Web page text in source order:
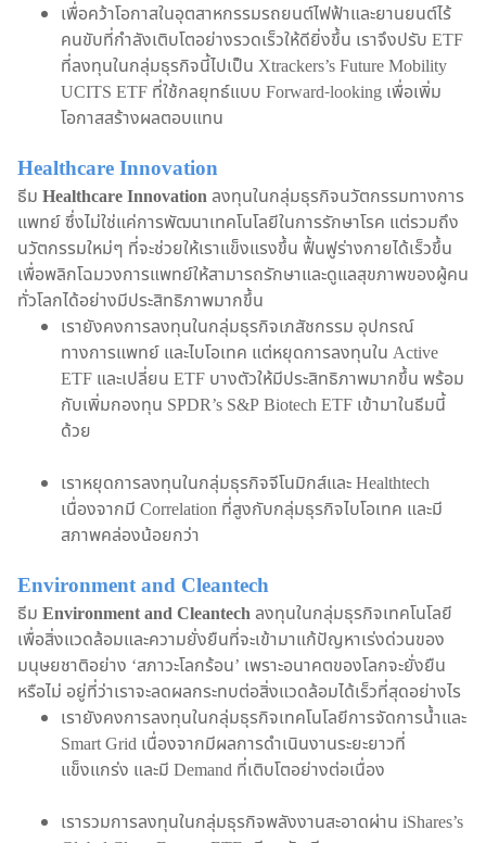
เพื่อคว้าโอกาสในอุตสาหกรรมรถยนต์ไฟฟ้าและยานยนต์ไร้
คนขับที่กำลังเติบโตอย่างรวดเร็วให้ดียิ่งขึ้น เราจึงปรับ ETF
ที่ลงทุนในกลุ่มธุรกิจนี้ไปเป็น Xtrackers’s Future Mobility
UCITS ETF ที่ใช้กลยุทธ์แบบ Forward-looking เพื่อเพิ่ม
โอกาสสร้างผลตอบแทน
Healthcare Innovation
ธีม Healthcare Innovationลงทุนในกลุ่มธุรกิจนวัตกรรมทางการ
แพทย์ ซึ่งไม่ใช่แค่การพัฒนาเทคโนโลยีในการรักษาโรค แต่รวมถึง
นวัตกรรมใหม่ๆ ที่จะช่วยให้เราแข็งแรงขึ้น ฟื้นฟูร่างกายได้เร็วขึ้น
เพื่อพลิกโฉมวงการแพทย์ให้สามารถรักษาและดูแลสุขภาพของผู้คน
ทั่วโลกได้อย่างมีประสิทธิภาพมากขึ้น
เรายังคงการลงทุนในกลุ่มธุรกิจเภสัชกรรม อุปกรณ์
ทางการแพทย์ และไบโอเทค แต่หยุดการลงทุนใน Active
ETF และเปลี่ยน ETF บางตัวให้มีประสิทธิภาพมากขึ้น พร้อม
กับเพิ่มกองทุน SPDR’s S&P Biotech ETF เข้ามาในธีมนี้
ด้วย
เราหยุดการลงทุนในกลุ่มธุรกิจจีโนมิกส์และ Healthtech
เนื่องจากมี Correlation ที่สูงกับกลุ่มธุรกิจไบโอเทค และมี
สภาพคล่องน้อยกว่า
Environment and Cleantech
ธีม Environment and Cleantechลงทุนในกลุ่มธุรกิจเทคโนโลยี
เพื่อสิ่งแวดล้อมและความยั่งยืนที่จะเข้ามาแก้ปัญหาเร่งด่วนของ
มนุษยชาติอย่าง ‘สภาวะโลกร้อน’ เพราะอนาคตของโลกจะยั่งยืน
หรือไม่ อยู่ที่ว่าเราจะลดผลกระทบต่อสิ่งแวดล้อมได้เร็วที่สุดอย่างไร
เรายังคงการลงทุนในกลุ่มธุรกิจเทคโนโลยีการจัดการน้ำและ
Smart Grid เนื่องจากมีผลการดำเนินงานระยะยาวที่
แข็งแกร่ง และมี Demand ที่เติบโตอย่างต่อเนื่อง
เรารวมการลงทุนในกลุ่มธุรกิจพลังงานสะอาดผ่าน iShares’s